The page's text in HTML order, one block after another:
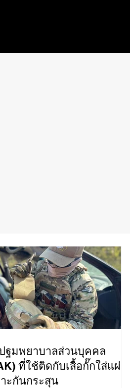
ฐมพยาบาลส่วนบุคคล
ที่ใช้ติดกับเสื้อกั๊กใส่แผ่น
าะกันกระสุน